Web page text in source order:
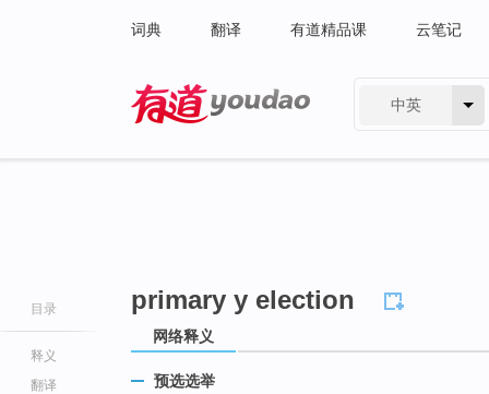
词典 翻译 有道精品课 云笔记
中英
目录
释义
翻译
primary y election
网络释义
预选选举